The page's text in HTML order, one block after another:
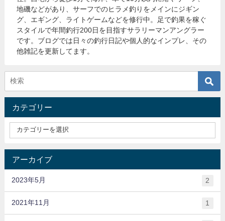
地磯などがあり、サーフでのヒラメ釣りをメインにジギン
グ、エギング、ライトゲームなどを修行中。足で釣果を稼ぐ
スタイルで年間釣行200日を目指すサラリーマンアングラー
です。ブログでは日々の釣行日記や個人的なインプレ、その
他雑記を更新してます。
カテゴリー
アーカイブ
2023年5月 2
2021年11月 1